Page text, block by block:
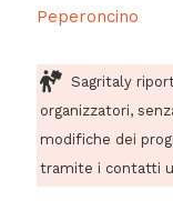
Peperoncino
Sagritaly
organizzatori,
modifiche dei
tramite i contatti